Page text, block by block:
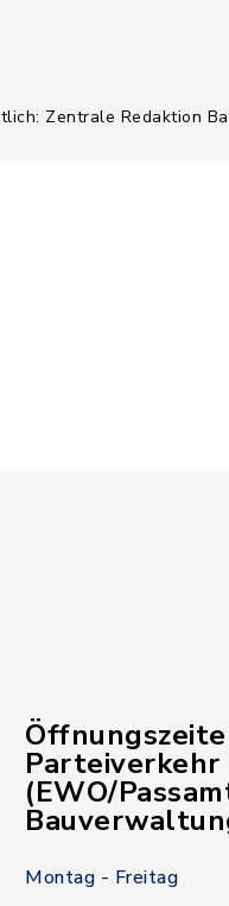
Zentrale Redaktion
Parteiverkehr
(EWO/
Montag - Freitag